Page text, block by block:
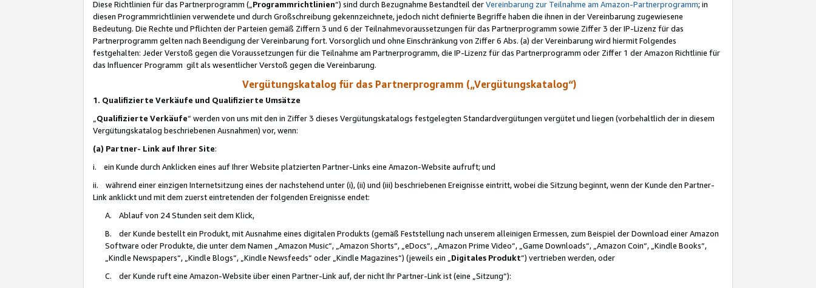
Diese Richtlinien für das Partnerprogramm („Programmrichtlinien“) sind durch Bezugnahme Bestandteil derVereinbarung zur Teilnahme am Amazon-Partnerprogramm; in
diesen Programmrichtlinien verwendete und durch Großschreibung gekennzeichnete, jedoch nicht definierte Begriffe haben die ihnen in der Vereinbarung zugewiesene
Bedeutung. Die Rechte und Pflichten der Parteien gemäß Ziffern 3 und 6 der Teilnahmevoraussetzungen für das Partnerprogramm sowie Ziffer 3 der IP-Lizenz für das
Partnerprogramm gelten nach Beendigung der Vereinbarung fort. Vorsorglich und ohne Einschränkung von Ziffer 6 Abs. (a) der Vereinbarung wird hiermit Folgendes
festgehalten: Jeder Verstoß gegen die Voraussetzungen für die Teilnahme am Partnerprogramm, die IP-Lizenz für das Partnerprogramm oder Ziffer 1 der Amazon Richtlinie für
das Influencer Programm gilt als wesentlicher Verstoß gegen die Vereinbarung.
Vergütungskatalog für das Partnerprogramm („Vergütungskatalog“)
1. Qualifizierte Verkäufe und Qualifizierte Umsätze
Qualifizierte Verkäufe“ werden von uns mit den in Ziffer 3 dieses Vergütungskatalogs festgelegten Standardvergütungen vergütet und liegen (vorbehaltlich der in diesem
Vergütungskatalog beschriebenen Ausnahmen) vor, wenn:
(a) Partner- Link auf Ihrer Site:
i. ein Kunde durch Anklicken eines auf Ihrer Website platzierten Partner-Links eine Amazon-Website aufruft; und
ii. während einer einzigen Internetsitzung eines der nachstehend unter (i), (ii) und (iii) beschriebenen Ereignisse eintritt, wobei die Sitzung beginnt, wenn der Kunde den Partner-
Link anklickt und mit dem zuerst eintretenden der folgenden Ereignisse endet:
A. Ablauf von 24 Stunden seit dem Klick,
B. der Kunde bestellt ein Produkt, mit Ausnahme eines digitalen Produkts (gemäß Feststellung nach unserem alleinigen Ermessen, zum Beispiel der Download einer Amazon
Software oder Produkte, die unter dem Namen „Amazon Music“, „Amazon Shorts“, „eDocs“, „Amazon Prime Video“, „Game Downloads“, „Amazon Coin“, „Kindle Books“,
„Kindle Newspapers“, „Kindle Blogs“, „Kindle Newsfeeds“ oder „Kindle Magazines“) (jeweils ein „ Digitales Produkt“) vertrieben werden, oder
C. der Kunde ruft eine Amazon-Website über einen Partner-Link auf, der nicht Ihr Partner-Link ist (eine „Sitzung“):